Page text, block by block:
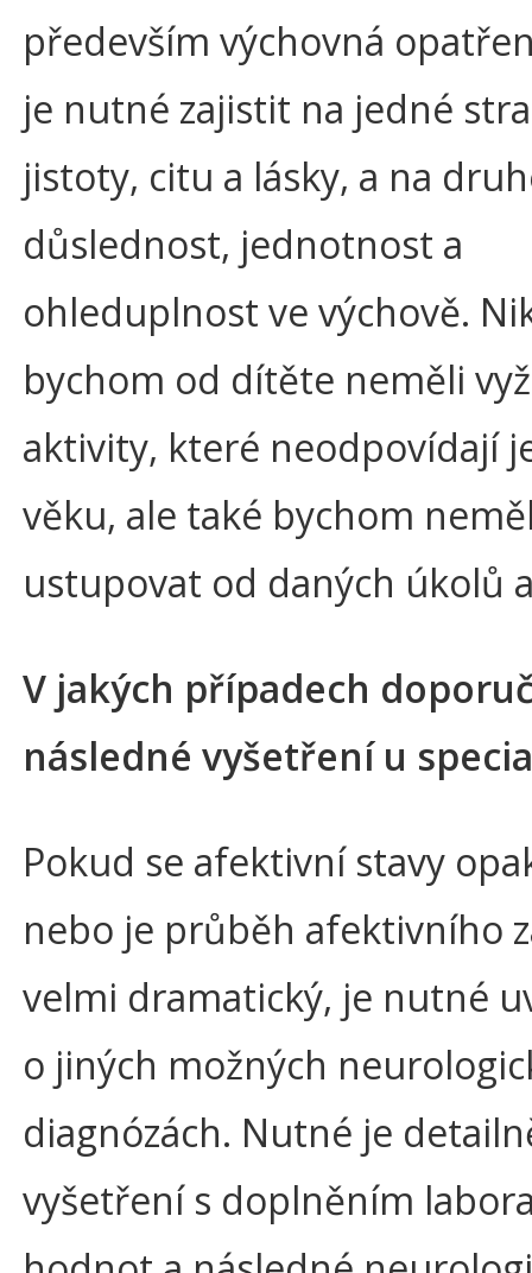
především výchovná
je nutné zajistit na jedné
jistoty, citu a lásky, a na
důslednost, jednotnost a
ohleduplnost ve výchově.
bychom od dítěte neměli
aktivity, které neodpovídají
věku, ale také bychom
ustupovat od daných úkolů
V jakých případech
následné vyšetření u
Pokud se afektivní stavy
nebo je průběh afektivního
velmi dramatický, je nutné
o jiných možných
diagnózách. Nutné je
vyšetření s doplněním